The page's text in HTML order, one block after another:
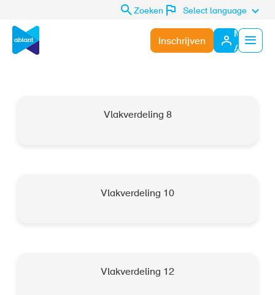
Zoeken Select language
Inschrijven
Mijn
Abiant
Vlakverdeling 8
Vlakverdeling 10
Vlakverdeling 12